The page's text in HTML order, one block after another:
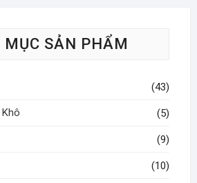
được
chọn
trang
sản
phẩm
MỤC SẢN PHẨM
(43)
(5)
(9)
(10)